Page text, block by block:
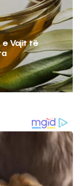
e Vajit të